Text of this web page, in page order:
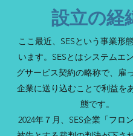
設立の経
ここ最近、SESという事業形
います。SESとはシステムエ
グサービス契約の略称で、雇
企業に送り込むことで利益を
態です。
2024年７月、SES企業「フロ